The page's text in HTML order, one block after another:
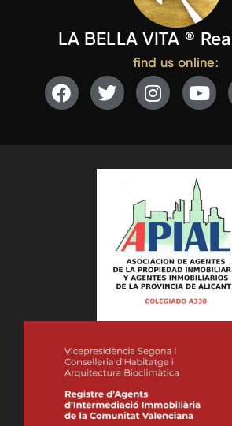
LA BELLA VITA ®
find us online: